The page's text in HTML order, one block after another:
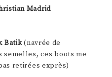
Madrid
Batik (navrée de
semelles, ces boots me
retirées exprès)